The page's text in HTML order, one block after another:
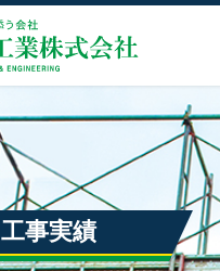
工事実績